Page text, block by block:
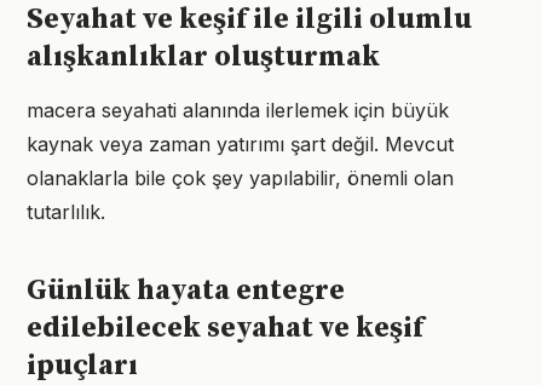
Seyahat ve keşif ile ilgili olumlu
alışkanlıklar oluşturmak
macera seyahati alanında ilerlemek için büyük
kaynak veya zaman yatırımı şart değil. Mevcut
olanaklarla bile çok şey yapılabilir, önemli olan
tutarlılık.
Günlük hayata entegre
edilebilecek seyahat ve keşif
ipuçları